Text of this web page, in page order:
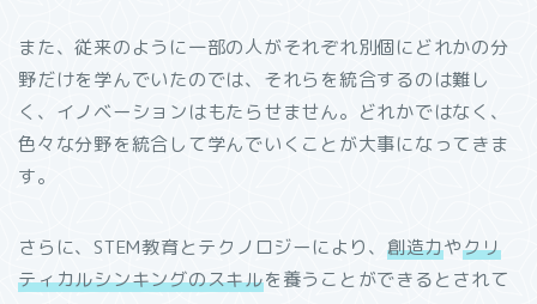
また、従来のように一部の人がそれぞれ別個にどれかの分
野だけを学んでいたのでは、それらを統合するのは難し
く、イノベーションはもたらせません。どれかではなく、
色々な分野を統合して学んでいくことが大事になってきま
す。
さらに、STEM教育とテクノロジーにより、 創造力やクリ
ティカルシンキングのスキルを養うことができるとされて